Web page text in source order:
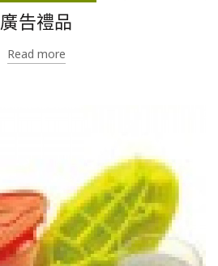
廣告禮品
Read more